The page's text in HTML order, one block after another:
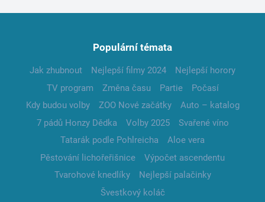
Populární témata
Jak zhubnout Nejlepší filmy 2024
Nejlepší horory
TV program
Změna času Partie
Počasí
Kdy budou volby
ZOO Nové začátky
Auto – katalog
7 pádů Honzy Dědka
Volby 2025
Svařené víno
Tatarák podle Pohlreicha
Aloe vera
Pěstování lichořeřišnice
Výpočet ascendentu
Tvarohové knedlíky
Nejlepší palačinky
Švestkový koláč